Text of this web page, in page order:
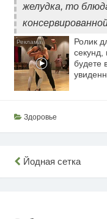
желудка, то
Ролик
секунд,
будете
Здоровье
Навигация
Йодная сетка